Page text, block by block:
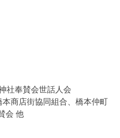
社奉賛会世話人会
商店街協同組合、橋本仲町
会 他